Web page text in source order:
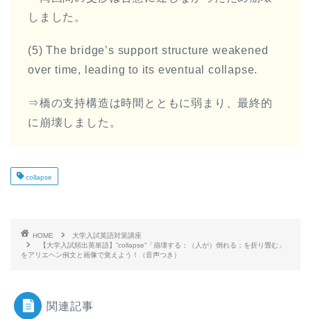
しました。
(5) The bridge’s support structure weakened
over time, leading to its eventual collapse.
⇒橋の支持構造は時間とともに弱まり、最終的
に崩壊しました。
collapse
HOME
大学入試英語対策講座
【大学入試頻出英単語】”collapse”「崩壊する；（人が）倒れる；を折り畳む」
をアリエヘン例文と画像で覚えよう！（音声つき）
関連記事